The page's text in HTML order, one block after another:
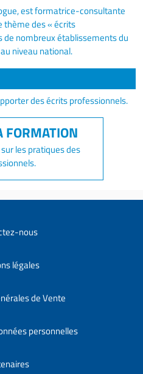
est formatrice-consultante
thème des « écrits
de nombreux établissements du
niveau national.
des écrits professionnels.
les pratiques des
nous
légales
de Vente
personnelles